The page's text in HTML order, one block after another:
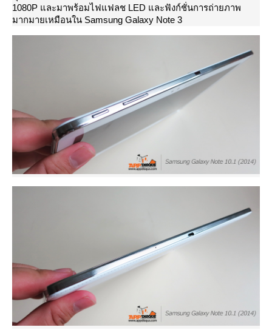
1080P และมาพร้อมไฟแฟลช LED และฟังก์ชั่นการถ่ายภาพ
มากมายเหมือนใน Samsung Galaxy Note 3